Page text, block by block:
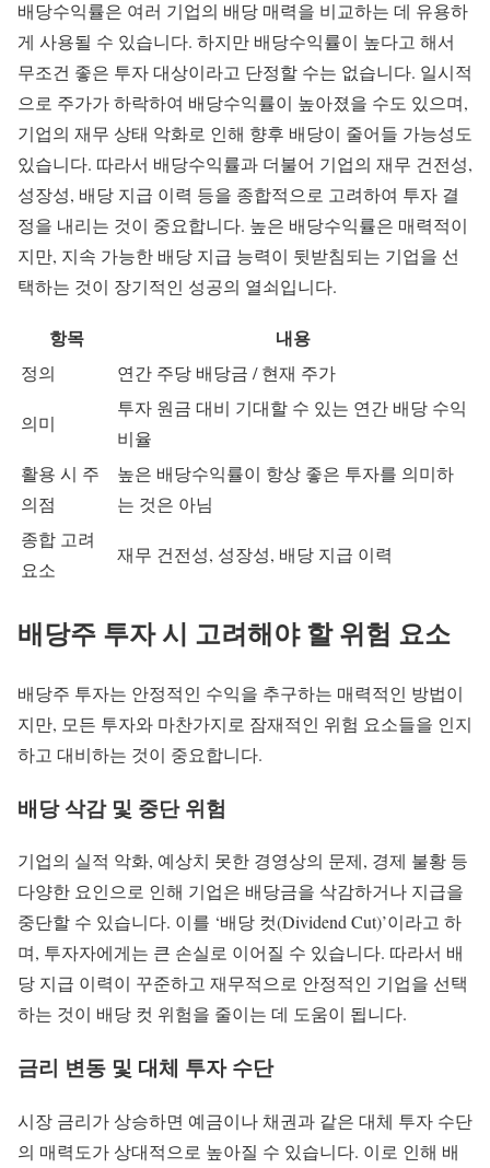
배당수익률은 여러 기업의 배당 매력을 비교하는 데 유용하
게 사용될 수 있습니다. 하지만 배당수익률이 높다고 해서
무조건 좋은 투자 대상이라고 단정할 수는 없습니다. 일시적
으로 주가가 하락하여 배당수익률이 높아졌을 수도 있으며,
기업의 재무 상태 악화로 인해 향후 배당이 줄어들 가능성도
있습니다. 따라서 배당수익률과 더불어 기업의 재무 건전성,
성장성, 배당 지급 이력 등을 종합적으로 고려하여 투자 결
정을 내리는 것이 중요합니다. 높은 배당수익률은 매력적이
지만, 지속 가능한 배당 지급 능력이 뒷받침되는 기업을 선
택하는 것이 장기적인 성공의 열쇠입니다.
항목 내용
정의 연간 주당 배당금 / 현재 주가
의미
투자 원금 대비 기대할 수 있는 연간 배당 수익
비율
활용 시 주
의점
높은 배당수익률이 항상 좋은 투자를 의미하
는 것은 아님
종합 고려
요소
재무 건전성, 성장성, 배당 지급 이력
배당주 투자 시 고려해야 할 위험 요소
배당주 투자는 안정적인 수익을 추구하는 매력적인 방법이
지만, 모든 투자와 마찬가지로 잠재적인 위험 요소들을 인지
하고 대비하는 것이 중요합니다.
배당 삭감 및 중단 위험
기업의 실적 악화, 예상치 못한 경영상의 문제, 경제 불황 등
다양한 요인으로 인해 기업은 배당금을 삭감하거나 지급을
중단할 수 있습니다. 이를 ‘배당 컷(Dividend Cut)’이라고 하
며, 투자자에게는 큰 손실로 이어질 수 있습니다. 따라서 배
당 지급 이력이 꾸준하고 재무적으로 안정적인 기업을 선택
하는 것이 배당 컷 위험을 줄이는 데 도움이 됩니다.
금리 변동 및 대체 투자 수단
시장 금리가 상승하면 예금이나 채권과 같은 대체 투자 수단
의 매력도가 상대적으로 높아질 수 있습니다. 이로 인해 배